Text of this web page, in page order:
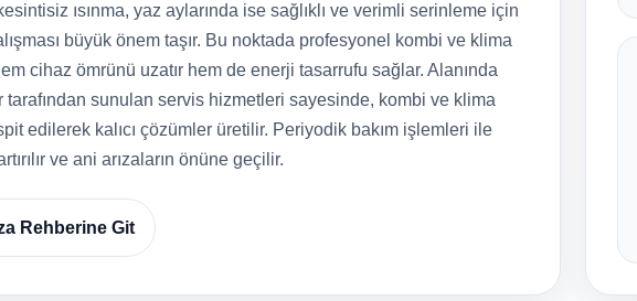
ısınma, yaz aylarında ise sağlıklı ve verimli serinleme için
büyük önem taşır. Bu noktada profesyonel kombi ve klima
cihaz ömrünü uzatır hem de enerji tasarrufu sağlar. Alanında
sunulan servis hizmetleri sayesinde, kombi ve klima
edilerek kalıcı çözümler üretilir. Periyodik bakım işlemleri ile
ve ani arızaların önüne geçilir.
Rehberine Git